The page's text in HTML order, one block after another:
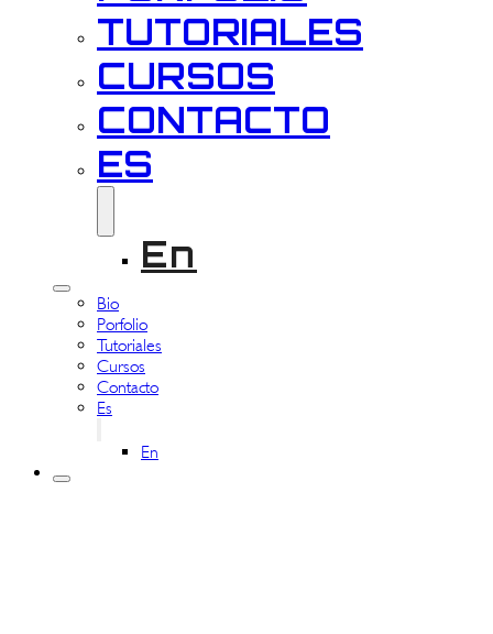
TUTORIALES
CURSOS
CONTACTO
ES
En
Bio
Porfolio
Tutoriales
Cursos
Contacto
Es
En